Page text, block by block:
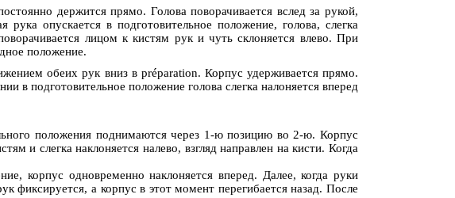
держится прямо. Голова поворачивается вслед за рукой,
опускается в подготовительное положение, голова, слегка
лицом к кистям рук и чуть склоняется влево. При
положение.
обеих рук вниз в préparation. Корпус удерживается прямо.
в подготовительное положение голова слегка налоняется вперед
положения поднимаются через 1-ю позицию во 2-ю. Корпус
и слегка наклоняется налево, взгляд направлен на кисти. Когда
корпус одновременно наклоняется вперед. Далее, когда руки
а корпус в этот момент перегибается назад. После